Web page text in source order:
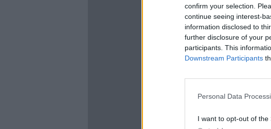
confirm your selection.
continue seeing interest-
information disclosed to
further disclosure of your
participants. This
Downstream Participants
Personal Data
I want to opt-out of the